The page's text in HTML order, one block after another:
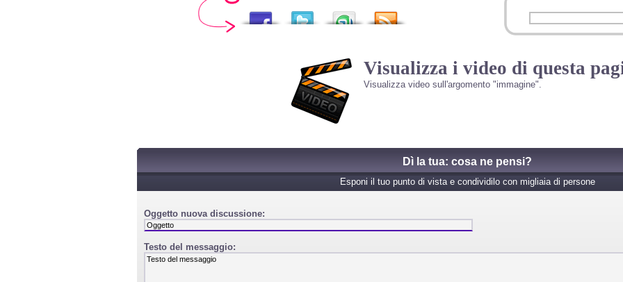
Visualizza i video di questa
Visualizza video sull'argomento "immagine".
Dì la tua: cosa ne pensi?
Esponi il tuo punto di vista e condividilo con migliaia di persone
Oggetto nuova discussione:
Testo del messaggio: